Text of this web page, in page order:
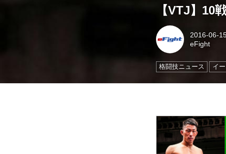
【VTJ】10
2016-06-
eFight
格闘技ニュース イ